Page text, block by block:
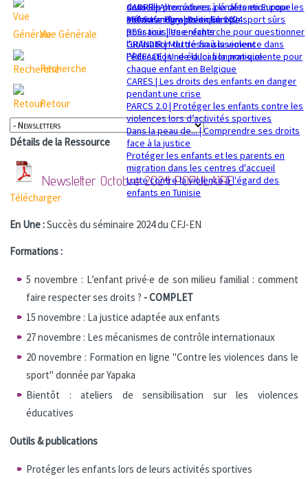
sexuelle
Mémorandum politique 2024
dans les procédures pénales en Europe
360 Safe Play | Des clubs de sport sûrs
pour tous les enfants
GRANDIR | Mettre fin à la violence dans
l’éducation : de la loi à la pratique
CADRE | Alternatives à la détention pour les
enfants migrants en Europe
RESsaisir | Une recherche pour questionner
l'utilisation du déssaisissement
PREFACE | Une éducation non-violente pour
chaque enfant en Belgique
CARES | Les droits des enfants en danger
pendant une crise
PARCS 2.0 | Protéger les enfants contre les
violences lors d’activités sportives
Dans la peau de... | Comprendre ses droits
face à la justice
Protéger les enfants et les parents en
migration dans les centres d'accueil
Lutte contre la violence à l'égard des
enfants en Tunisie
Vue Générale
Recherche
Retour
Détails de la Ressource
Newsletter Octobre 2024POPULAIRE
Télécharger
En Une :Succès du séminaire 2024 du CFJ-EN
Formations :
5 novembre : L’enfant privé·e de son milieu familial : comment
faire respecter ses droits ? - COMPLET
15 novembre : La justice adaptée aux enfants
27 novembre : Les mécanismes de contrôle internationaux
20 novembre : Formation en ligne "Contre les violences dans le
sport" donnée par Yapaka
Bientôt : ateliers de sensibilisation sur les violences
éducatives
Outils & publications
Protéger les enfants lors de leurs activités sportives